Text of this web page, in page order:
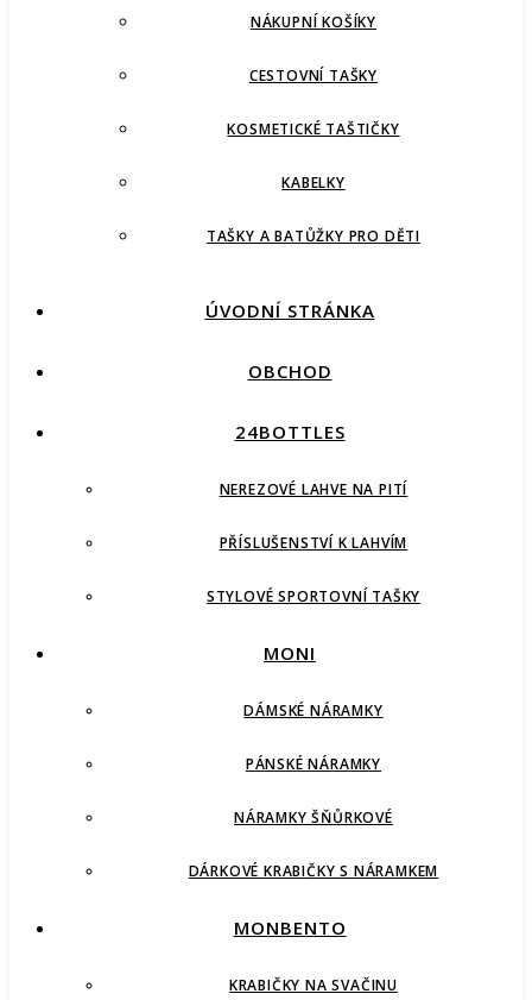
NÁKUPNÍ KOŠÍKY
CESTOVNÍ TAŠKY
KOSMETICKÉ TAŠTIČKY
KABELKY
TAŠKY A BATŮŽKY PRO DĚTI
ÚVODNÍ STRÁNKA
OBCHOD
24BOTTLES
NEREZOVÉ LAHVE NA PITÍ
PŘÍSLUŠENSTVÍ K LAHVÍM
STYLOVÉ SPORTOVNÍ TAŠKY
MONI
DÁMSKÉ NÁRAMKY
PÁNSKÉ NÁRAMKY
NÁRAMKY ŠŇŮRKOVÉ
DÁRKOVÉ KRABIČKY S NÁRAMKEM
MONBENTO
KRABIČKY NA SVAČINU